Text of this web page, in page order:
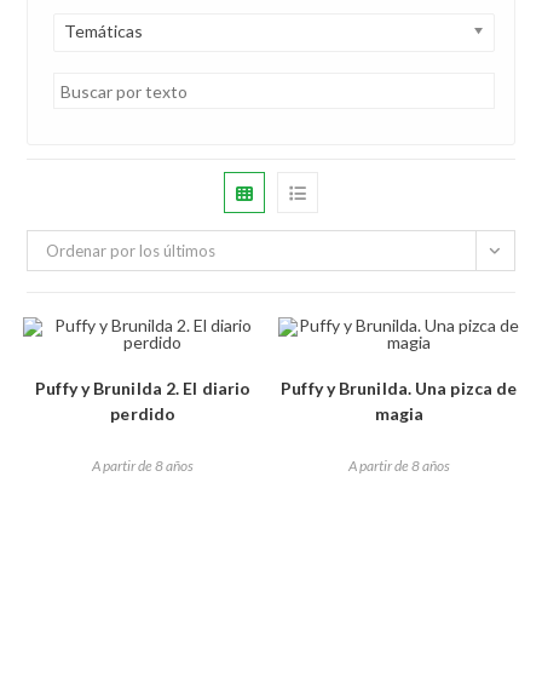
Temáticas
Ordenar por los últimos
Puffy y Brunilda 2. El diario
perdido
A partir de 8 años
Puffy y Brunilda. Una pizca de
magia
A partir de 8 años